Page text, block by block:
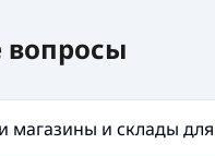
вопросы
магазины и склады